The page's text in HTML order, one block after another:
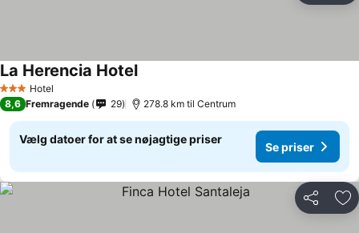
3 StjernerHotel
La Herencia Hotel
8,6 Fremragende 29 278.8 km til Centrum
Vælg datoer for at se nøjagtige priser
Se priser
Del